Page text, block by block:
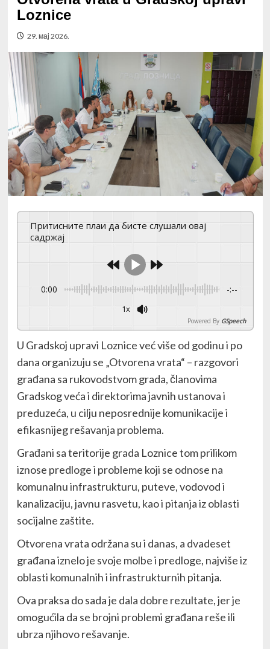
Loznice
29. мај 2026.
Притисните плаи да бисте слушали овај
садржај
0:00 -:--
1x
Powered By GSpeech
U Gradskoj upravi Loznice već više od godinu i po
dana organizuju se „Otvorena vrata“ – razgovori
građana sa rukovodstvom grada, članovima
Gradskog veća i direktorima javnih ustanova i
preduzeća, u cilju neposrednije komunikacije i
efikasnijeg rešavanja problema.
Građani sa teritorije grada Loznice tom prilikom
iznose predloge i probleme koji se odnose na
komunalnu infrastrukturu, puteve, vodovod i
kanalizaciju, javnu rasvetu, kao i pitanja iz oblasti
socijalne zaštite.
Otvorena vrata održana su i danas, a dvadeset
građana iznelo je svoje molbe i predloge, najviše iz
oblasti komunalnih i infrastrukturnih pitanja.
Ova praksa do sada je dala dobre rezultate, jer je
omogućila da se brojni problemi građana reše ili
ubrza njihovo rešavanje.